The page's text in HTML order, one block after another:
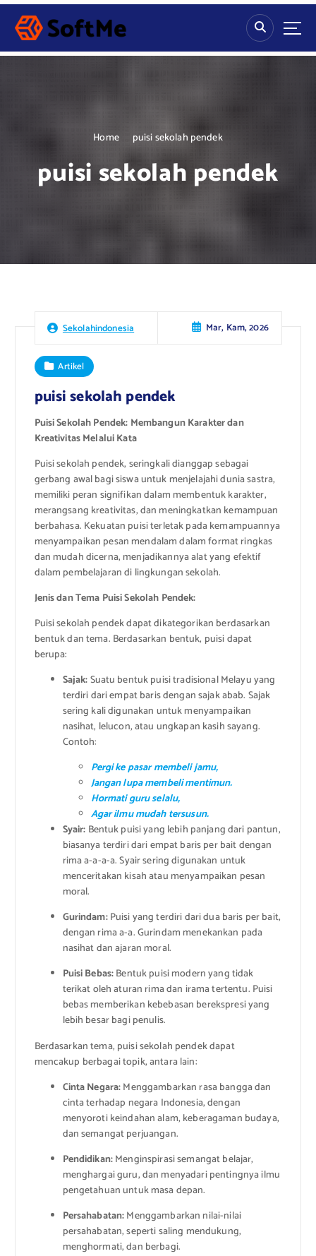
S
p
Home puisi sekolah pendek
puisi sekolah pendek
Sekolahindonesia Mar, Kam, 2026
Artikel
puisi sekolah pendek
Puisi Sekolah Pendek: Membangun Karakter dan
Kreativitas Melalui Kata
Puisi sekolah pendek, seringkali dianggap sebagai
gerbang awal bagi siswa untuk menjelajahi dunia sastra,
memiliki peran signifikan dalam membentuk karakter,
merangsang kreativitas, dan meningkatkan kemampuan
berbahasa. Kekuatan puisi terletak pada kemampuannya
menyampaikan pesan mendalam dalam format ringkas
dan mudah dicerna, menjadikannya alat yang efektif
dalam pembelajaran di lingkungan sekolah.
Jenis dan Tema Puisi Sekolah Pendek:
Puisi sekolah pendek dapat dikategorikan berdasarkan
bentuk dan tema. Berdasarkan bentuk, puisi dapat
berupa:
Sajak:Suatu bentuk puisi tradisional Melayu yang
terdiri dari empat baris dengan sajak abab. Sajak
sering kali digunakan untuk menyampaikan
nasihat, lelucon, atau ungkapan kasih sayang.
Contoh:
Pergi ke pasar membeli jamu,
Jangan lupa membeli mentimun.
Hormati guru selalu,
Agar ilmu mudah tersusun.
Syair: Bentuk puisi yang lebih panjang dari pantun,
biasanya terdiri dari empat baris per bait dengan
rima a-a-a-a. Syair sering digunakan untuk
menceritakan kisah atau menyampaikan pesan
moral.
Gurindam:Puisi yang terdiri dari dua baris per bait,
dengan rima a-a. Gurindam menekankan pada
nasihat dan ajaran moral.
Puisi Bebas:Bentuk puisi modern yang tidak
terikat oleh aturan rima dan irama tertentu. Puisi
bebas memberikan kebebasan berekspresi yang
lebih besar bagi penulis.
Berdasarkan tema, puisi sekolah pendek dapat
mencakup berbagai topik, antara lain:
Cinta Negara:Menggambarkan rasa bangga dan
cinta terhadap negara Indonesia, dengan
menyoroti keindahan alam, keberagaman budaya,
dan semangat perjuangan.
Pendidikan:Menginspirasi semangat belajar,
menghargai guru, dan menyadari pentingnya ilmu
pengetahuan untuk masa depan.
Persahabatan:Menggambarkan nilai-nilai
persahabatan, seperti saling mendukung,
menghormati, dan berbagi.